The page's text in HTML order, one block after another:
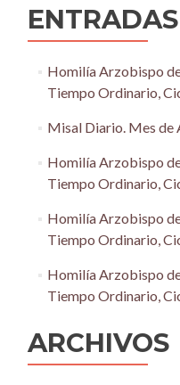
Homilía Arzobispo
Tiempo Ordinario,
Misal Diario. Mes de
Homilía Arzobispo
Tiempo Ordinario,
Homilía Arzobispo
Tiempo Ordinario,
Homilía Arzobispo
Tiempo Ordinario,
ARCHIVOS